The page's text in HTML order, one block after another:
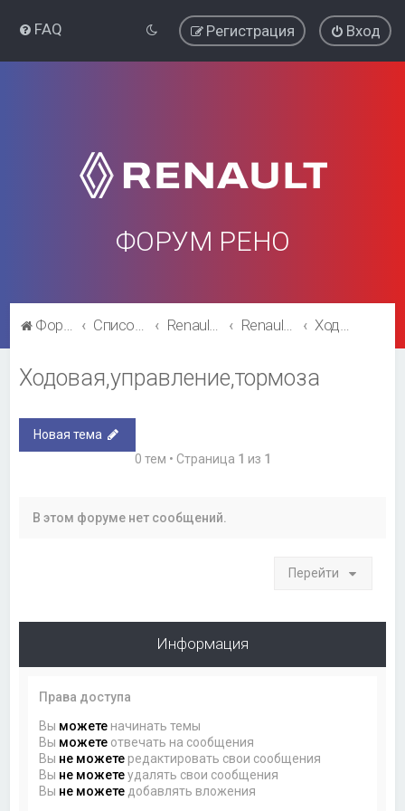
FAQ Вход
Регистрация
ФОРУМ РЕНО
Форум Рено Список форумов Renault Kaptur Renault Kaptur Ходовая,управление,тормоза
Ходовая,управление,тормоза
Новая тема
0 тем • Страница 1 из 1
В этом форуме нет сообщений.
Перейти
Информация
Права доступа
Вы можете начинать темы
Вы можете отвечать на сообщения
Вы не можете редактировать свои сообщения
Вы не можетеудалять свои сообщения
Вы не можете добавлять вложения